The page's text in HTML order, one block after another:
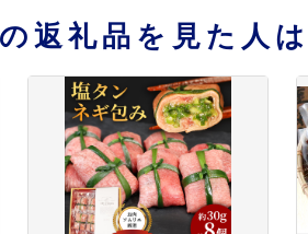
返礼品を見た人